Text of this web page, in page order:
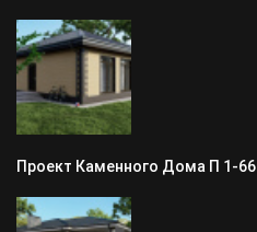
Проект Каменного Дома П 1-66